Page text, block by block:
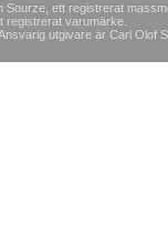
Sourze, ett registrerat
registrerat varumärke.
utgivare är Carl Olof